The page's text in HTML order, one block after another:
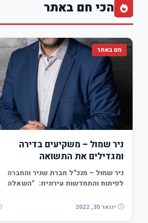
הכי חם באתר
חם באתר
ניר שמול – משקיעים בדירה
ומגדילים את התשואה
ניר שמול – מנכ"ל חברת שניר והחברה
לפיתוח והתחדשות עירונית: "השאלה
ינואר 30, 2022